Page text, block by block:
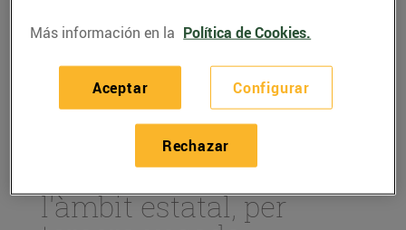
ACTUALIDAD
Som el supermercat
online més barat en
l'àmbit estatal, per
Más información en la Política de Cookies.
Configurar
Rechazar
Aceptar